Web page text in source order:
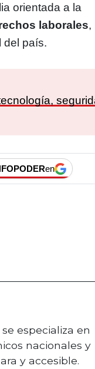
orientada a la
laborales,
del país.
en
especializa en
nacionales y
y accesible.